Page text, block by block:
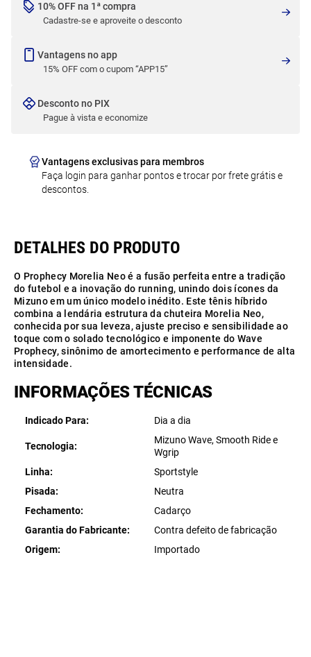
10% OFF na 1ª compra
Cadastre-se e aproveite o desconto
Vantagens no app
15% OFF com o cupom “APP15”
Desconto no PIX
Pague à vista e economize
Vantagens exclusivas para membros
Faça login para ganhar pontos e trocar por frete grátis e
descontos.
O Prophecy Morelia Neo é a fusão perfeita entre a tradição
do futebol e a inovação do running, unindo dois ícones da
Mizuno em um único modelo inédito. Este tênis híbrido
combina a lendária estrutura da chuteira Morelia Neo,
conhecida por sua leveza, ajuste preciso e sensibilidade ao
toque com o solado tecnológico e imponente do Wave
Prophecy, sinônimo de amortecimento e performance de alta
intensidade.
INFORMAÇÕES TÉCNICAS
Indicado Para Dia a dia
Tecnologia
Mizuno Wave, Smooth Ride e
Wgrip
Linha
Sportstyle
Pisada
Neutra
Fechamento
Cadarço
Garantia do Fabricante
Contra defeito de fabricação
Origem
Importado